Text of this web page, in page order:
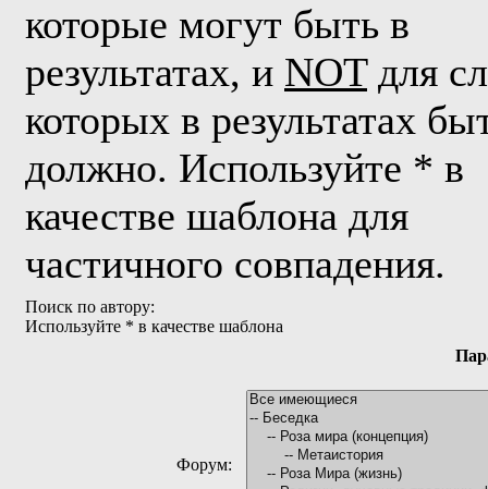
которые могут быть в
результатах, и NOTдля
которых в результатах
должно. Используйте * в
качестве шаблона для
частичного совпадения.
Поиск по автору:
Используйте * в качестве шаблона
Форум: